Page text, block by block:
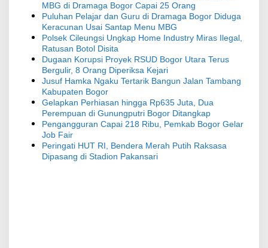
MBG di Dramaga Bogor Capai 25 Orang
Puluhan Pelajar dan Guru di Dramaga Bogor Diduga
Keracunan Usai Santap Menu MBG
Polsek Cileungsi Ungkap Home Industry Miras Ilegal,
Ratusan Botol Disita
Dugaan Korupsi Proyek RSUD Bogor Utara Terus
Bergulir, 8 Orang Diperiksa Kejari
Jusuf Hamka Ngaku Tertarik Bangun Jalan Tambang
Kabupaten Bogor
Gelapkan Perhiasan hingga Rp635 Juta, Dua
Perempuan di Gunungputri Bogor Ditangkap
Pengangguran Capai 218 Ribu, Pemkab Bogor Gelar
Job Fair
Peringati HUT RI, Bendera Merah Putih Raksasa
Dipasang di Stadion Pakansari